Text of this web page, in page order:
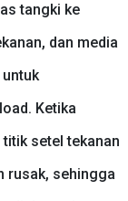
tangki ke
dan media
Ketika
setel tekanan
rusak, sehingga